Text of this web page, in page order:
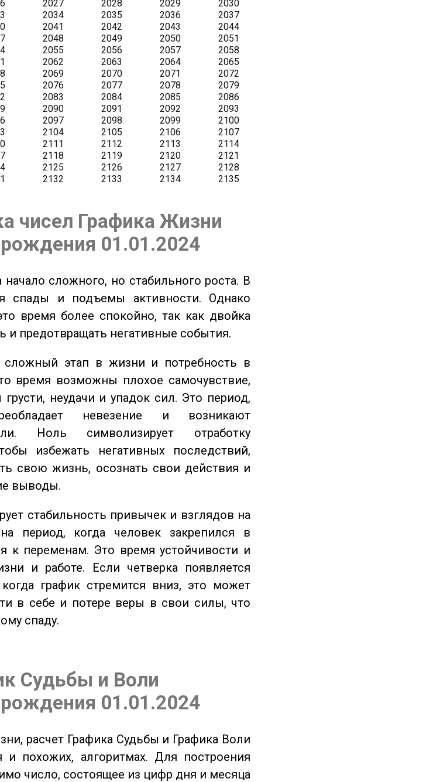
чисел Графика Жизни
01.01.2024
сложного, но стабильного роста. В
спады и подъемы активности. Однако
время более спокойно, так как двойка
и предотвращать негативные события.
этап в жизни и потребность в
время возможны плохое самочувствие,
неудачи и упадок сил. Это период,
невезение и возникают
Ноль символизирует отработку
избежать негативных последствий,
свою жизнь, осознать свои действия и
выводы.
стабильность привычек и взглядов на
период, когда человек закрепился в
к переменам. Это время устойчивости и
и работе. Если четверка появляется
график стремится вниз, это может
в себе и потере веры в свои силы, что
спаду.
Судьбы и Воли
01.01.2024
расчет Графика Судьбы и Графика Воли
и похожих, алгоритмах. Для построения
число, состоящее из цифр дня и месяца